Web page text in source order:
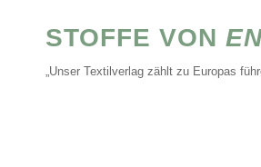
STOFFE VON
„Unser Textilverlag zählt zu Europas